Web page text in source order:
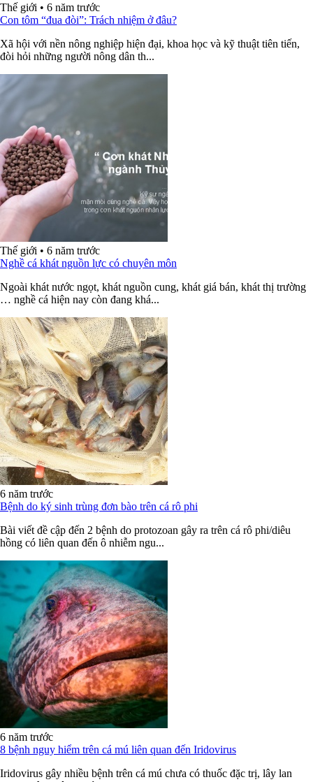
Thế giới • 6 năm trước
Con tôm “đua đòi”: Trách nhiệm ở đâu?
Xã hội với nền nông nghiệp hiện đại, khoa học và kỹ thuật tiên tiến,
đòi hỏi những người nông dân th...
Thế giới • 6 năm trước
Nghề cá khát nguồn lực có chuyên môn
Ngoài khát nước ngọt, khát nguồn cung, khát giá bán, khát thị trường
… nghề cá hiện nay còn đang khá...
6 năm trước
Bệnh do ký sinh trùng đơn bào trên cá rô phi
Bài viết đề cập đến 2 bệnh do protozoan gây ra trên cá rô phi/diêu
hồng có liên quan đến ô nhiễm ngu...
6 năm trước
8 bệnh nguy hiểm trên cá mú liên quan đến Iridovirus
Iridovirus gây nhiều bệnh trên cá mú chưa có thuốc đặc trị, lây lan